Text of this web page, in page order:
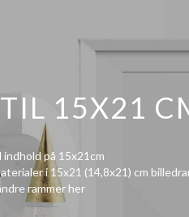
15X21
på 15x21cm
i 15x21 (14,8x21) cm
rammer her